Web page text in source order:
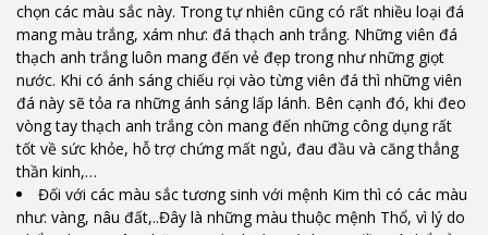
chọn các màu sắc này. Trong tự nhiên cũng có rất nhiều loại đá
mang màu trắng, xám như: đá thạch anh trắng. Những viên đá
thạch anh trắng luôn mang đến vẻ đẹp trong như những giọt
nước. Khi có ánh sáng chiếu rọi vào từng viên đá thì những viên
đá này sẽ tỏa ra những ánh sáng lấp lánh. Bên cạnh đó, khi đeo
vòng tay thạch anh trắng còn mang đến những công dụng rất
tốt về sức khỏe, hỗ trợ chứng mất ngủ, đau đầu và căng thẳng
thần kinh,…
Đối với các màu sắc tương sinh với mệnh Kim thì có các màu
như: vàng, nâu đất,..Đây là những màu thuộc mệnh Thổ, vì lý do